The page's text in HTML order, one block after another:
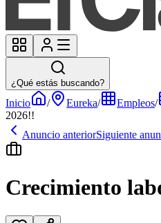
¿Qué estás buscando?
Inicio / Eureka/ Empleos/
2026!!
Anuncio anteriorSiguiente
Crecimiento